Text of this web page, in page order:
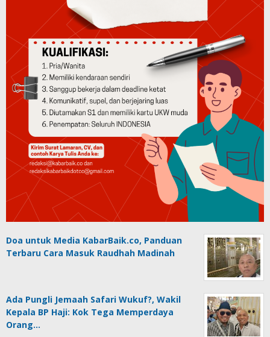
Doa untuk Media KabarBaik.co, Panduan
Terbaru Cara Masuk Raudhah Madinah
Ada Pungli Jemaah Safari Wukuf?, Wakil
Kepala BP Haji: Kok Tega Memperdaya
Orang…